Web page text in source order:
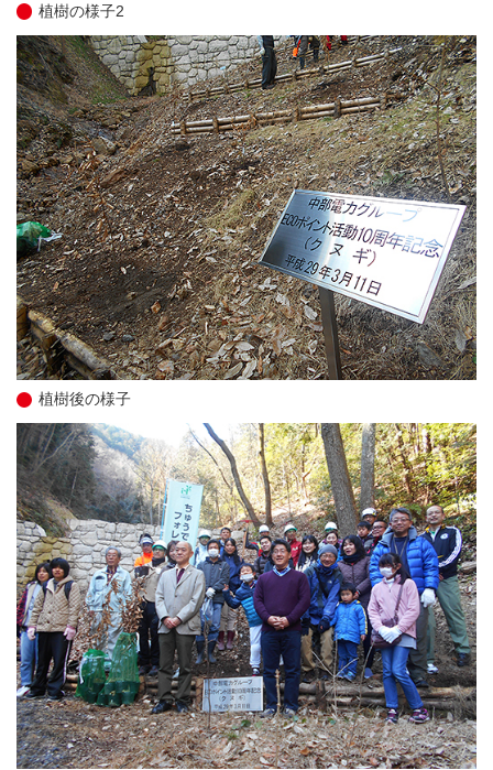
植樹の様子2
植樹後の様子